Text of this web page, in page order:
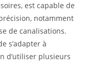
est capable de
notamment
de canalisations.
s’adapter à
d’utiliser plusieurs